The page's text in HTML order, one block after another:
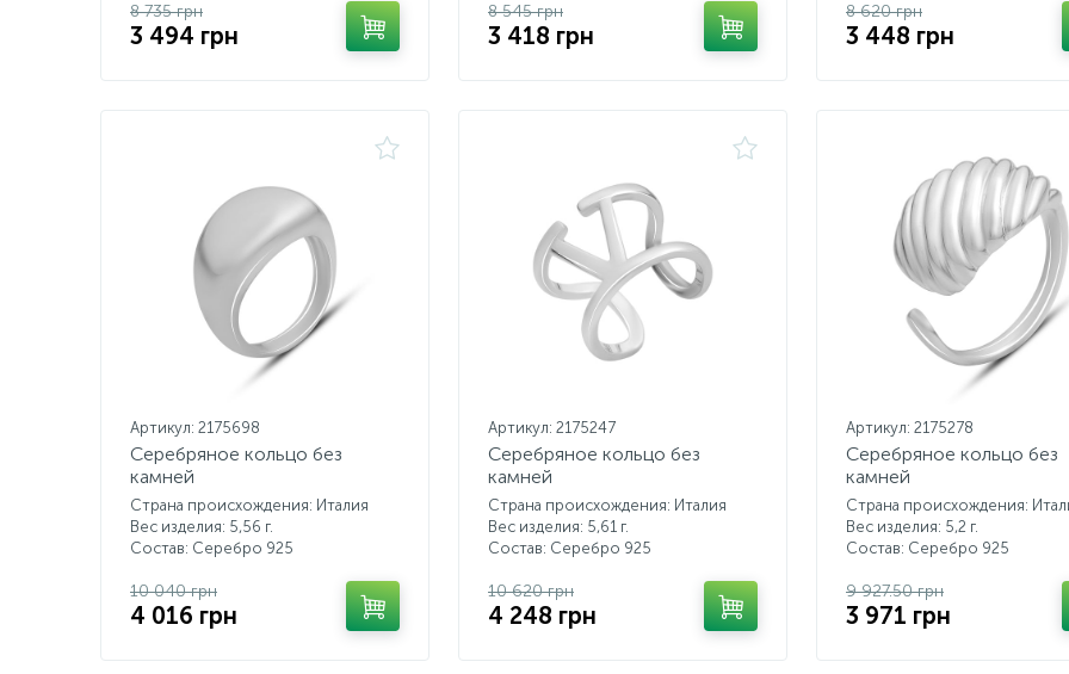
8 735 грн
3 494 грн
8 545 грн
3 418 грн
8 620 грн
3 448 грн
Артикул: 2175698
Серебряное кольцо без
камней
Страна происхождения: Италия
Вес изделия: 5,56 г.
Состав: Серебро 925
10 040 грн
4 016 грн
Артикул: 2175247
Серебряное кольцо без
камней
Страна происхождения: Италия
Вес изделия: 5,61 г.
Состав: Серебро 925
10 620 грн
4 248 грн
Артикул: 2175278
Серебряное кольцо без
камней
Страна происхождения:
Вес изделия: 5,2 г.
Состав: Серебро 925
9 927.50 грн
3 971 грн